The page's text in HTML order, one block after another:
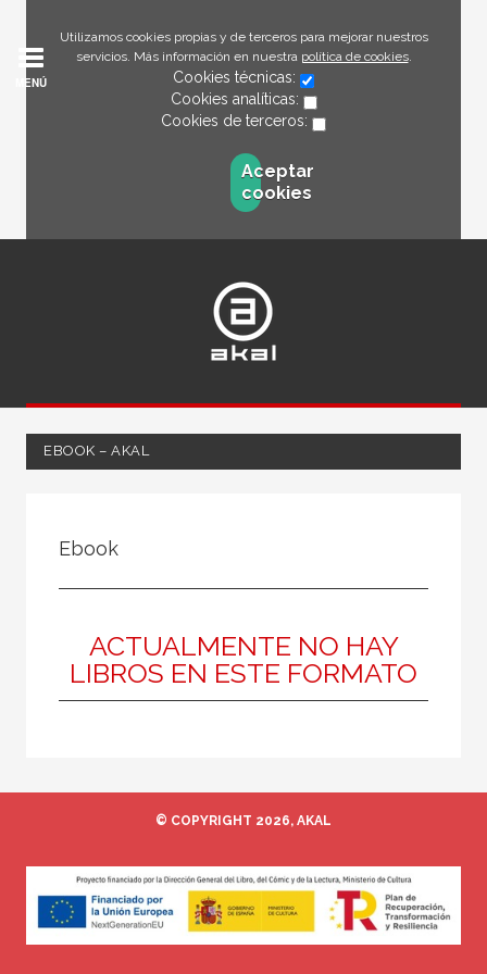
Utilizamos cookies propias y de terceros para mejorar nuestros
servicios. Más información en nuestra política de cookies.
Cookies técnicas:
Cookies analíticas:
Cookies de terceros:
Aceptar
cookies
MENÚ
EBOOK – AKAL
Ciencias humanas y sociales
Filosofía
Moderna
Filosofía y crítica de la cultura
Ebook
ACTUALMENTE NO HAY
LIBROS EN ESTE FORMATO
© COPYRIGHT 2026, AKAL